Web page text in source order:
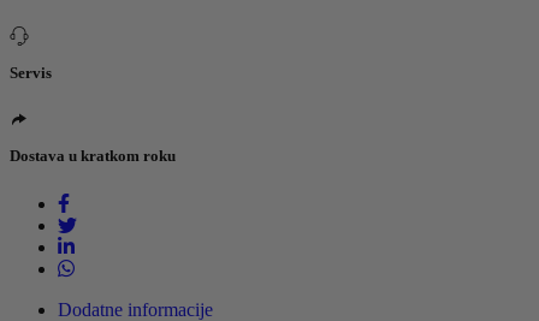
Servis
Dostava u kratkom roku
Dodatne informacije